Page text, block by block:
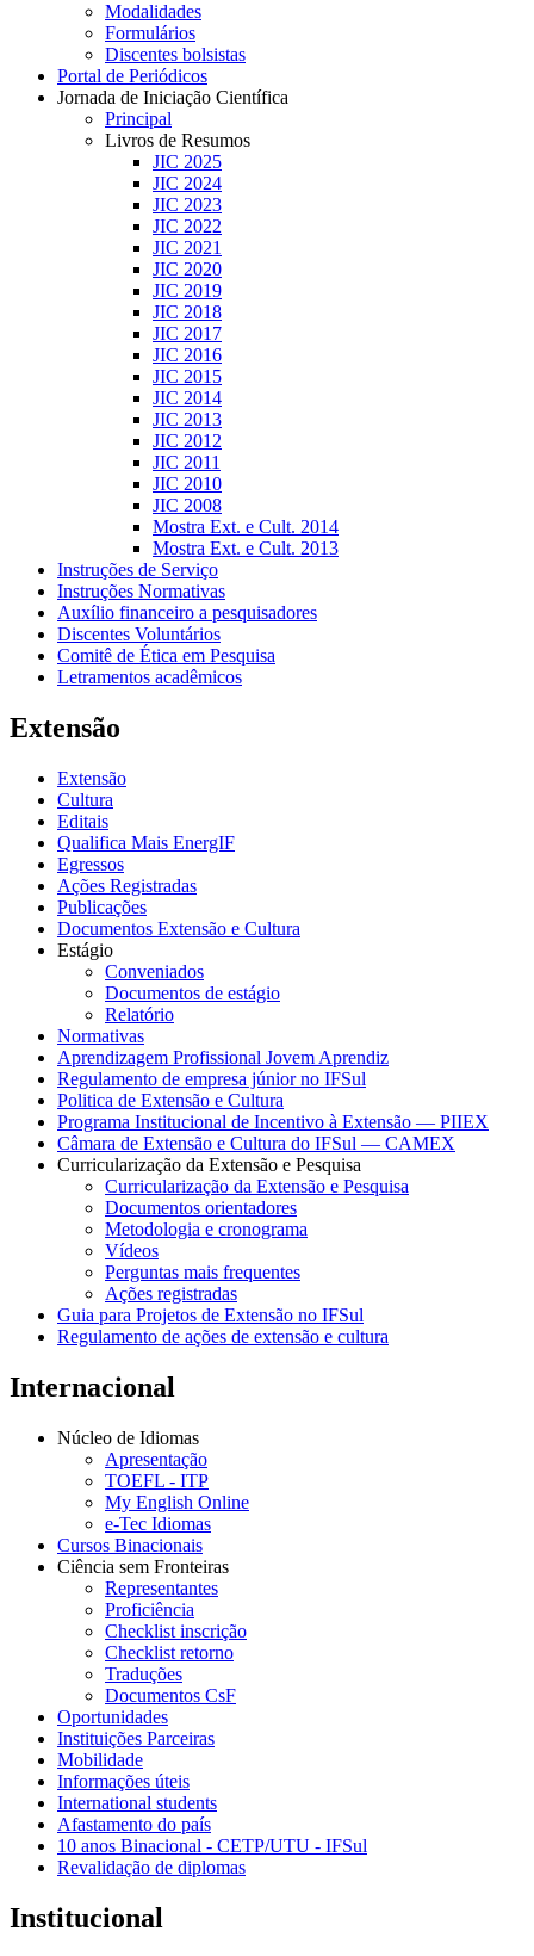
Modalidades
Formulários
Discentes bolsistas
Portal de Periódicos
Jornada de Iniciação Científica
Principal
Livros de Resumos
JIC 2025
JIC 2024
JIC 2023
JIC 2022
JIC 2021
JIC 2020
JIC 2019
JIC 2018
JIC 2017
JIC 2016
JIC 2015
JIC 2014
JIC 2013
JIC 2012
JIC 2011
JIC 2010
JIC 2008
Mostra Ext. e Cult. 2014
Mostra Ext. e Cult. 2013
Instruções de Serviço
Instruções Normativas
Auxílio financeiro a pesquisadores
Discentes Voluntários
Comitê de Ética em Pesquisa
Letramentos acadêmicos
Extensão
Extensão
Cultura
Editais
Qualifica Mais EnergIF
Egressos
Ações Registradas
Publicações
Documentos Extensão e Cultura
Estágio
Conveniados
Documentos de estágio
Relatório
Normativas
Aprendizagem Profissional Jovem Aprendiz
Regulamento de empresa júnior no IFSul
Politica de Extensão e Cultura
Programa Institucional de Incentivo à Extensão — PIIEX
Câmara de Extensão e Cultura do IFSul — CAMEX
Curricularização da Extensão e Pesquisa
Curricularização da Extensão e Pesquisa
Documentos orientadores
Metodologia e cronograma
Vídeos
Perguntas mais frequentes
Ações registradas
Guia para Projetos de Extensão no IFSul
Regulamento de ações de extensão e cultura
Internacional
Núcleo de Idiomas
Apresentação
TOEFL - ITP
My English Online
e-Tec Idiomas
Cursos Binacionais
Ciência sem Fronteiras
Representantes
Proficiência
Checklist inscrição
Checklist retorno
Traduções
Documentos CsF
Oportunidades
Instituições Parceiras
Mobilidade
Informações úteis
International students
Afastamento do país
10 anos Binacional - CETP/UTU - IFSul
Revalidação de diplomas
Institucional